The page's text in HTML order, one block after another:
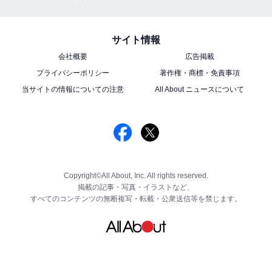
サイト情報
会社概要
広告掲載
プライバシーポリシー
著作権・商標・免責事項
当サイトの情報についての注意
All About ニュースについて
Copyright©All About, Inc. All rights reserved.
掲載の記事・写真・イラストなど、
すべてのコンテンツの無断複写・転載・公衆送信等を禁じます。